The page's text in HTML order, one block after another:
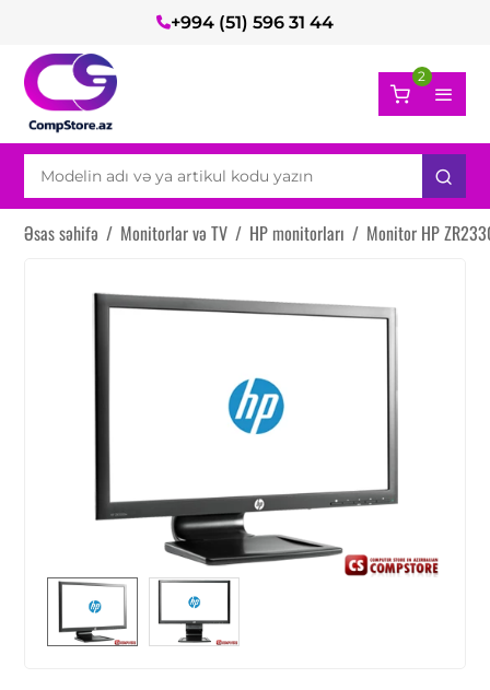
+994 (51) 596 31 44
2
Əsas səhifə / Monitorlar və TV / HP monitorları / Monitor HP